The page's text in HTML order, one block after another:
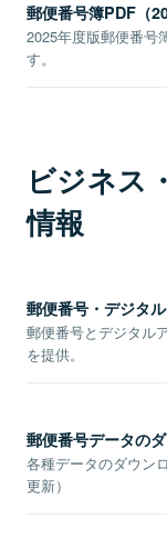
郵便番号簿PDF（
2025年度版郵便番号
す。
ビジネス
情報
郵便番号・デジタ
郵便番号とデジタル
を提供。
郵便番号データの
各種データのダウン
更新）